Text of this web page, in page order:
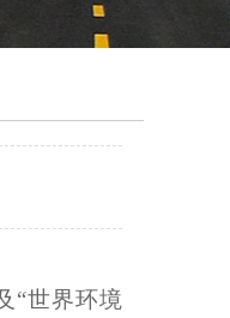
“世界环境